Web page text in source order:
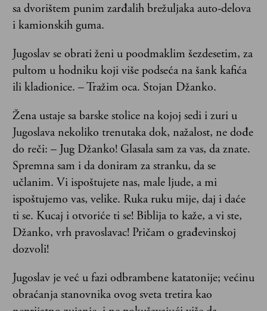
sa dvorištem punim zarđalih brežuljaka auto-delova
i kamionskih guma.
Jugoslav se obrati ženi u poodmaklim šezdesetim, za
pultom u hodniku koji više podseća na šank kafića
ili kladionice. – Tražim oca. Stojan Džanko.
Žena ustaje sa barske stolice na kojoj sedi i zuri u
Jugoslava nekoliko trenutaka dok, nažalost, ne dođe
do reči: – Jug Džanko! Glasala sam za vas, da znate.
Spremna sam i da doniram za stranku, da se
učlanim. Vi ispoštujete nas, male ljude, a mi
ispoštujemo vas, velike. Ruka ruku mije, daj i daće
ti se. Kucaj i otvoriće ti se! Biblija to kaže, a vi ste,
Džanko, vrh pravoslavac! Pričam o građevinskoj
dozvoli!
Jugoslav je već u fazi odbrambene katatonije; većinu
obraćanja stanovnika ovog sveta tretira kao